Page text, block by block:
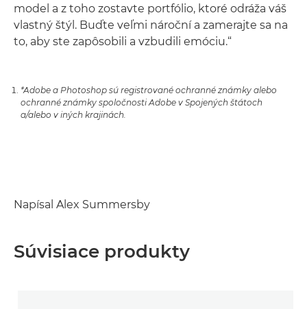
model a z toho zostavte portfólio, ktoré odráža váš
vlastný štýl. Buďte veľmi nároční a zamerajte sa na
to, aby ste zapôsobili a vzbudili emóciu.“
*Adobe a Photoshop sú registrované ochranné známky alebo
ochranné známky spoločnosti Adobe v Spojených štátoch
a/alebo v iných krajinách.
Napísal Alex Summersby
Súvisiace produkty